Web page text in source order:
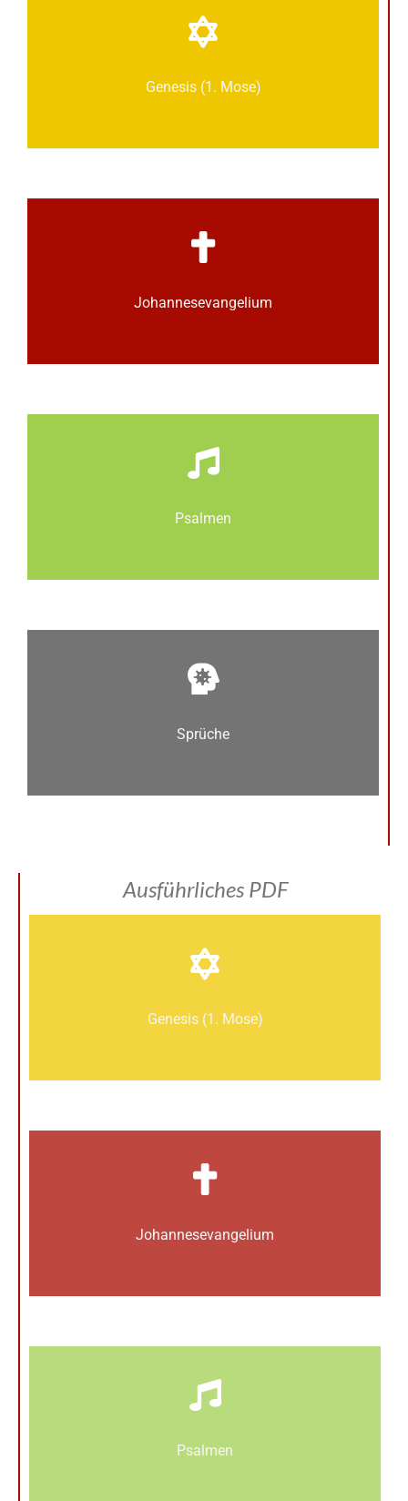
Genesis (1. Mose)
Johannes­­evangelium
Psalmen
Sprüche
Ausführliches PDF
Genesis (1. Mose)
Johannes­­evangelium
Psalmen